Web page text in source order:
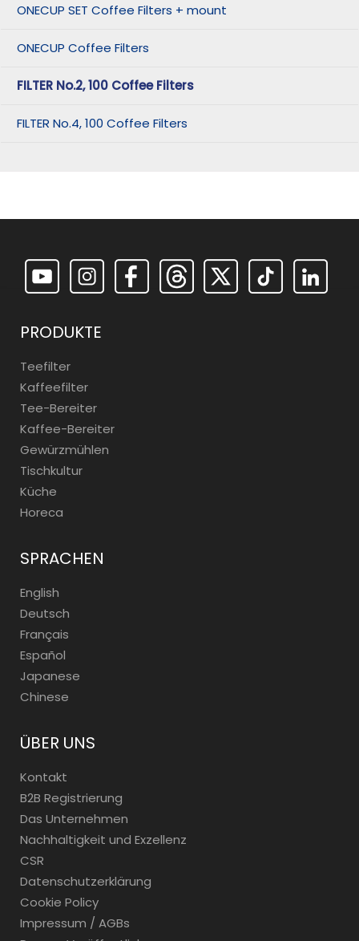
ONECUP SET Coffee Filters + mount
ONECUP Coffee Filters
FILTER No.2, 100 Coffee Filters
FILTER No.4, 100 Coffee Filters
PRODUKTE
Teefilter
Kaffeefilter
Tee-Bereiter
Kaffee-Bereiter
Gewürzmühlen
Tischkultur
Küche
Horeca
SPRACHEN
English
Deutsch
Français
Español
Japanese
Chinese
ÜBER UNS
Kontakt
B2B Registrierung
Das Unternehmen
Nachhaltigkeit und Exzellenz
CSR
Datenschutzerklärung
Cookie Policy
Impressum / AGBs